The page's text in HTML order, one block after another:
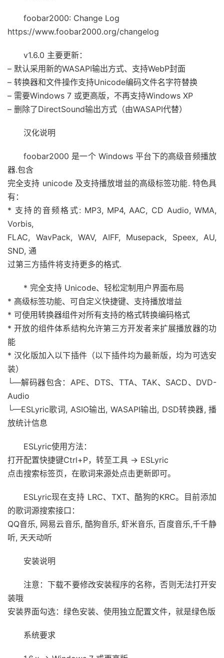
foobar2000: Change Log
https://www.foobar2000.org/changelog
v1.6.0 主要更新：
– 默认采用新的WASAPI输出方式、支持WebP封面
– 转换器和文件操作支持Unicode编码文件名字符替换
– 需要Windows 7 或更高版，不再支持Windows XP
– 删除了DirectSound输出方式（由WASAPI代替）
汉化说明
foobar2000 是一个 Windows 平台下的高级音频播放
器.包含
完全支持 unicode 及支持播放增益的高级标签功能. 特色具
有：
* 支持的音频格式: MP3, MP4, AAC, CD Audio, WMA,
Vorbis,
FLAC, WavPack, WAV, AIFF, Musepack, Speex, AU,
SND, 通
过第三方插件将支持更多的格式.
* 完全支持 Unicode、轻松定制用户界面布局
* 高级标签功能、可自定义快捷键、支持播放增益
* 可使用转换器组件对所有支持的格式转换编码格式
* 开放的组件体系结构允许第三方开发者来扩展播放器的功
能
* 汉化版加入以下插件（以下插件均为最新版，均为可选安
装）
└—解码器包含：APE、DTS、TTA、TAK、SACD、DVD-
Audio
└—ESLyric歌词, ASIO输出, WASAPI输出, DSD转换器, 播
放统计信息
ESLyric使用方法：
打开配置快捷键Ctrl+P，转至工具 -> ESLyric
点击搜索标签页，在歌词来源处点击更新即可。
ESLyric现在支持 LRC、TXT、酷狗的KRC。目前添加
的歌词源搜索接口：
QQ音乐, 网易云音乐, 酷狗音乐, 虾米音乐, 百度音乐,千千静
听, 天天动听
安装说明
注意：下载不要修改安装程序的名称，否则无法打开安
装哦
安装界面勾选：绿色安装、使用独立配置文件，就是绿色版
系统要求